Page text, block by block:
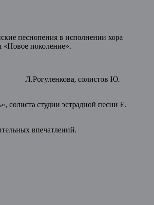
песнопения в исполнении хора
«Новое поколение».
и Л.Рогуленкова, солистов Ю.
солиста студии эстрадной песни Е.
впечатлений.